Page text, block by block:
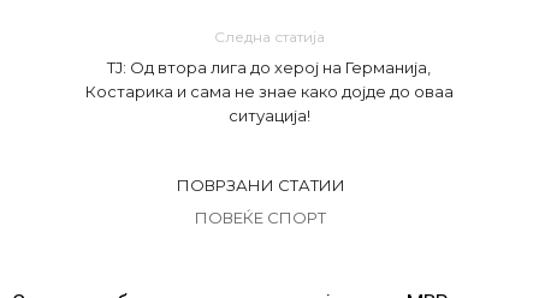
Следна статија
ТЈ: Од втора лига до херој на Германија,
Костарика и сама не знае како дојде до оваа
ситуација!
ПОВРЗАНИ СТАТИИ
ПОВЕЌЕ СПОРТ